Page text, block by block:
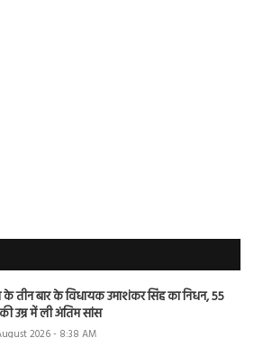
के तीन बार के विधायक उमाशंकर सिंह का निधन, 55
उम्र में ली अंतिम सांस